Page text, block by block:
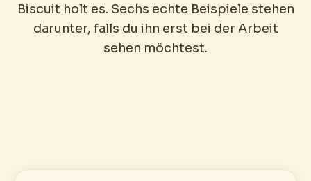
Biscuit holt es. Sechs echte Beispiele stehen
darunter, falls du ihn erst bei der Arbeit
sehen möchtest.